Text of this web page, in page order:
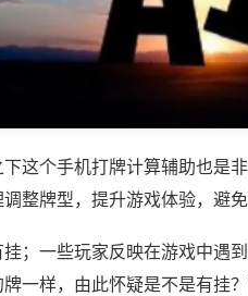
这个手机打牌计算辅助也是
整牌型，提升游戏体验，避
；一些玩家反映在游戏中遇
一样，由此怀疑是不是有挂